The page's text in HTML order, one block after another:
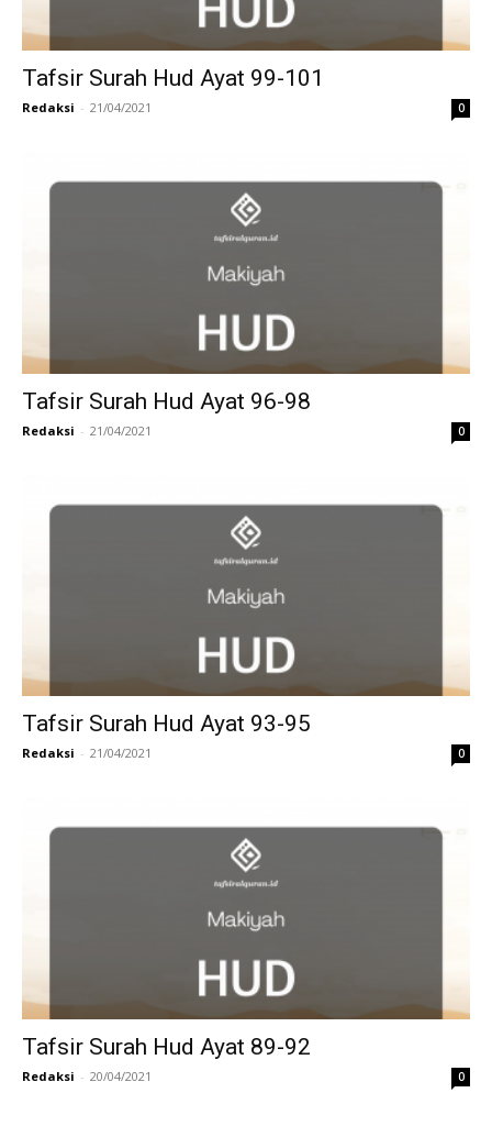
Tafsir Surah Hud Ayat 99-101
Redaksi - 21/04/2021 0
Tafsir Surah Hud Ayat 96-98
Redaksi - 21/04/2021 0
Tafsir Surah Hud Ayat 93-95
Redaksi - 21/04/2021 0
Tafsir Surah Hud Ayat 89-92
Redaksi - 20/04/2021 0